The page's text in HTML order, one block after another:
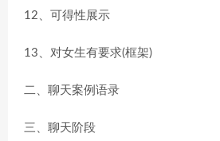
12、可得性展示
13、对女生有要求(框架)
二、聊天案例语录
三、聊天阶段